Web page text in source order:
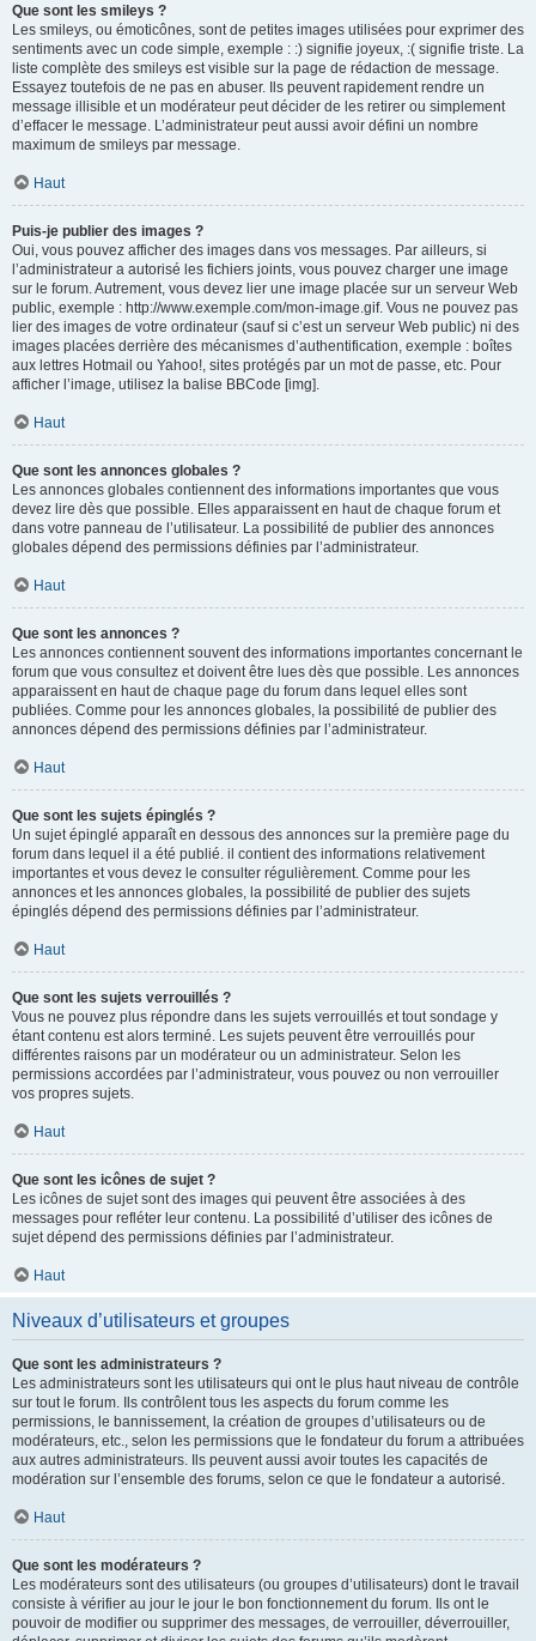
Que sont les smileys ?
Les smileys, ou émoticônes, sont de petites images utilisées pour exprimer des
sentiments avec un code simple, exemple : :) signifie joyeux, :( signifie triste. La
liste complète des smileys est visible sur la page de rédaction de message.
Essayez toutefois de ne pas en abuser. Ils peuvent rapidement rendre un
message illisible et un modérateur peut décider de les retirer ou simplement
d’effacer le message. L’administrateur peut aussi avoir défini un nombre
maximum de smileys par message.
Haut
Puis-je publier des images ?
Oui, vous pouvez afficher des images dans vos messages. Par ailleurs, si
l’administrateur a autorisé les fichiers joints, vous pouvez charger une image
sur le forum. Autrement, vous devez lier une image placée sur un serveur Web
public, exemple : http://www.exemple.com/mon-image.gif. Vous ne pouvez pas
lier des images de votre ordinateur (sauf si c’est un serveur Web public) ni des
images placées derrière des mécanismes d’authentification, exemple : boîtes
aux lettres Hotmail ou Yahoo!, sites protégés par un mot de passe, etc. Pour
afficher l’image, utilisez la balise BBCode [img].
Haut
Que sont les annonces globales ?
Les annonces globales contiennent des informations importantes que vous
devez lire dès que possible. Elles apparaissent en haut de chaque forum et
dans votre panneau de l’utilisateur. La possibilité de publier des annonces
globales dépend des permissions définies par l’administrateur.
Haut
Que sont les annonces ?
Les annonces contiennent souvent des informations importantes concernant le
forum que vous consultez et doivent être lues dès que possible. Les annonces
apparaissent en haut de chaque page du forum dans lequel elles sont
publiées. Comme pour les annonces globales, la possibilité de publier des
annonces dépend des permissions définies par l’administrateur.
Haut
Que sont les sujets épinglés ?
Un sujet épinglé apparaît en dessous des annonces sur la première page du
forum dans lequel il a été publié. il contient des informations relativement
importantes et vous devez le consulter régulièrement. Comme pour les
annonces et les annonces globales, la possibilité de publier des sujets
épinglés dépend des permissions définies par l’administrateur.
Haut
Que sont les sujets verrouillés ?
Vous ne pouvez plus répondre dans les sujets verrouillés et tout sondage y
étant contenu est alors terminé. Les sujets peuvent être verrouillés pour
différentes raisons par un modérateur ou un administrateur. Selon les
permissions accordées par l’administrateur, vous pouvez ou non verrouiller
vos propres sujets.
Haut
Que sont les icônes de sujet ?
Les icônes de sujet sont des images qui peuvent être associées à des
messages pour refléter leur contenu. La possibilité d’utiliser des icônes de
sujet dépend des permissions définies par l’administrateur.
Haut
Niveaux d’utilisateurs et groupes
Que sont les administrateurs ?
Les administrateurs sont les utilisateurs qui ont le plus haut niveau de contrôle
sur tout le forum. Ils contrôlent tous les aspects du forum comme les
permissions, le bannissement, la création de groupes d’utilisateurs ou de
modérateurs, etc., selon les permissions que le fondateur du forum a attribuées
aux autres administrateurs. Ils peuvent aussi avoir toutes les capacités de
modération sur l’ensemble des forums, selon ce que le fondateur a autorisé.
Haut
Que sont les modérateurs ?
Les modérateurs sont des utilisateurs (ou groupes d’utilisateurs) dont le travail
consiste à vérifier au jour le jour le bon fonctionnement du forum. Ils ont le
pouvoir de modifier ou supprimer des messages, de verrouiller, déverrouiller,